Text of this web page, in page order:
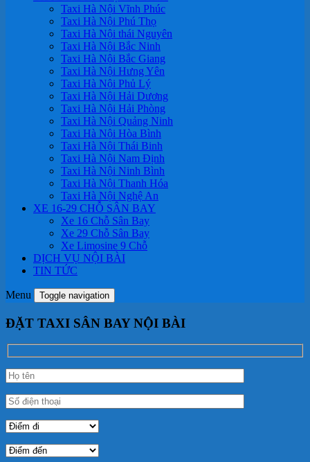
Taxi Hà Nội Vĩnh Phúc
Taxi Hà Nội Phú Thọ
Taxi Hà Nội thái Nguyên
Taxi Hà Nội Bắc Ninh
Taxi Hà Nội Bắc Giang
Taxi Hà Nội Hưng Yên
Taxi Hà Nội Phủ Lý
Taxi Hà Nội Hải Dương
Taxi Hà Nội Hải Phòng
Taxi Hà Nội Quảng Ninh
Taxi Hà Nội Hòa Bình
Taxi Hà Nội Thái Binh
Taxi Hà Nội Nam Định
Taxi Hà Nội Ninh Bình
Taxi Hà Nội Thanh Hóa
Taxi Hà Nội Nghệ An
XE 16-29 CHỖ SÂN BAY
Xe 16 Chỗ Sân Bay
Xe 29 Chỗ Sân Bay
Xe Limosine 9 Chỗ
DỊCH VỤ NỘI BÀI
TIN TỨC
Menu Toggle navigation
ĐẶT TAXI SÂN BAY NỘI BÀI